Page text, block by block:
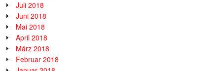
Juli 2018
Juni 2018
Mai 2018
April 2018
März 2018
Februar 2018